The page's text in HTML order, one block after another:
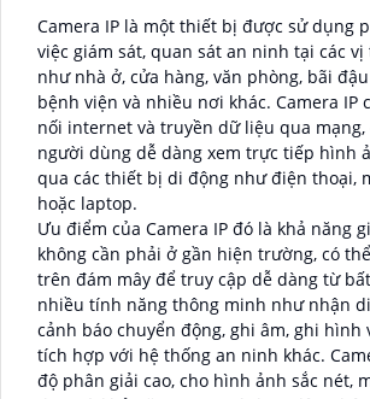
Camera IP là một thiết bị được sử dụng
việc giám sát, quan sát an ninh tại các
như nhà ở, cửa hàng, văn phòng, bãi
bệnh viện và nhiều nơi khác. Camera IP
nối internet và truyền dữ liệu qua mạng,
người dùng dễ dàng xem trực tiếp hình
qua các thiết bị di động như điện thoại,
hoặc laptop.
Ưu điểm của Camera IP đó là khả năng
không cần phải ở gần hiện trường, có
trên đám mây để truy cập dễ dàng từ
nhiều tính năng thông minh như nhận
cảnh báo chuyển động, ghi âm, ghi hình
tích hợp với hệ thống an ninh khác.
độ phân giải cao, cho hình ảnh sắc nét,